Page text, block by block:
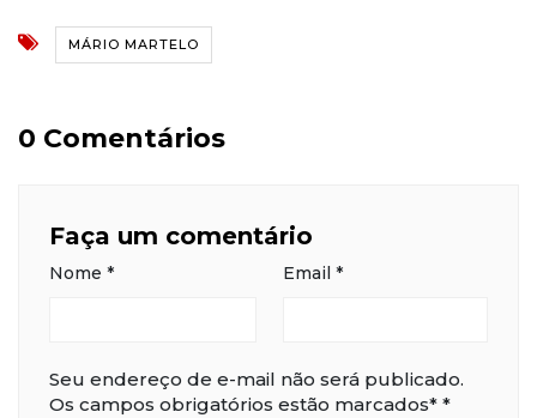
MÁRIO MARTELO
0 Comentários
Faça um comentário
Nome * Email *
Seu endereço de e-mail não será publicado.
Os campos obrigatórios estão marcados* *